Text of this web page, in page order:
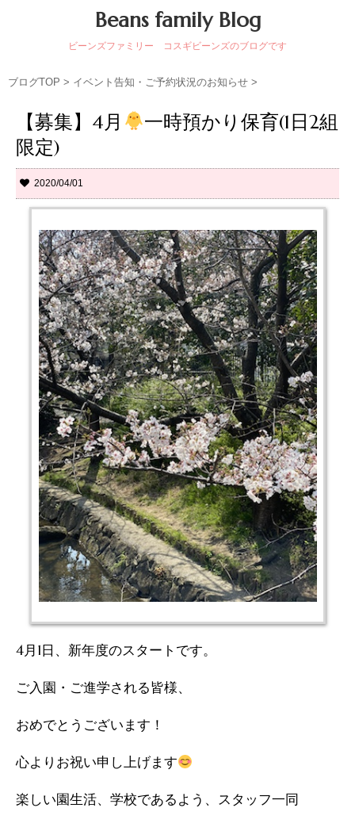
Beans family Blog
ビーンズファミリー コスギビーンズのブログです
ブログTOP > イベント告知・ご予約状況のお知らせ >
【募集】4月
一時預かり保育(1日2組
限定)
2020/04/01
4月1日、新年度のスタートです。
ご入園・ご進学される皆様、
おめでとうございます！
心よりお祝い申し上げます
楽しい園生活、学校であるよう、スタッフ一同